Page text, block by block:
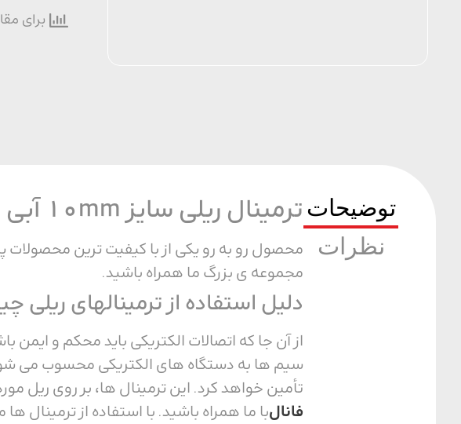
برای
توضیحات
نظرات
ترمینال ریلی سایز 10mm آبی
مجموعه ی بزرگ ما همراه باشید.
دلیل استفاده از ترمینالهای ریلی
از آن جا که اتصالات الکتریکی باید محکم و
سیم ‌ها به دستگاه‌ های الکتریکی محسوب می‌ شود.
تأمین خواهد کرد. این ترمینال ‌ها، بر روی ریل
فانالبا ما همراه باشید. با استفاده از ترمینال